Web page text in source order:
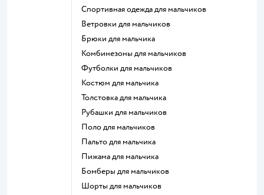
Спортивная одежда для мальчиков
Ветровки для мальчиков
Брюки для мальчика
Комбинезоны для мальчиков
Футболки для мальчиков
Костюм для мальчика
Толстовка для мальчика
Рубашки для мальчиков
Поло для мальчиков
Пальто для мальчика
Пижама для мальчика
Бомберы для мальчиков
Шорты для мальчиков